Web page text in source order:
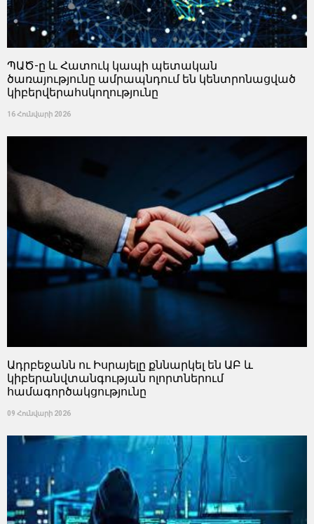
ՊԱԾ-ը և Հատուկ կապի պետական ​​
ծառայությունը ամրապնդում են կենտրոնացված
կիբերվերահսկողությունը
16 Հունվարի 2026
Ադրբեջանն ու Իսրայելը քննարկել են ԱԲ և
կիբերանվտանգության ոլորտներում
համագործակցությունը
09 Հունվարի 2026